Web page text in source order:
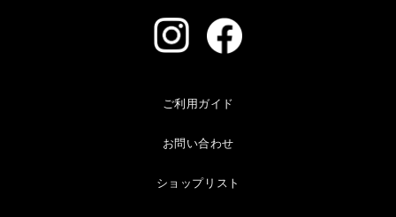
ご利用ガイド
お問い合わせ
ショップリスト